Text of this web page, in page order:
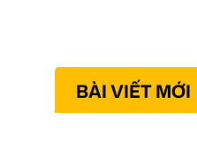
BÀI VIẾT MỚI